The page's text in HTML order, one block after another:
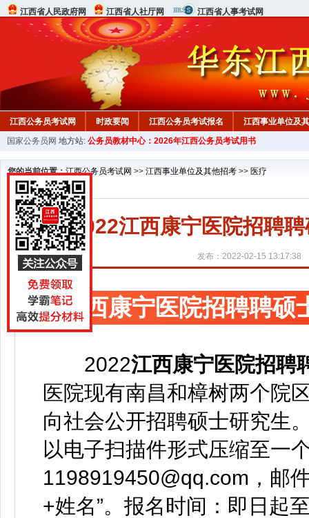
江西省人民政府网 江西省人社厅网 江西省人事考试网
江西公务员考试网 时政要闻 江西公务员考试报名 江西事业单位及
行测真题 在线咨询 教材中心
国家公务员网 地方站: 公务员教材中心：2026年江西公务员考试用书
您的当前位置：江西公务员考试网 >> 江西事业单位及其他招考 >> 医疗
2022江西康宁医院招聘
发布：2022-02-15 13:17:38
江西康宁医院招聘聘硕
2022江西康宁医院招聘
医院现有南昌和樟树两个院
向社会公开招聘硕士研究生
以电子扫描件形式压缩至一
1198919450@qq.com，邮
+姓名”。报名时间： 即日起